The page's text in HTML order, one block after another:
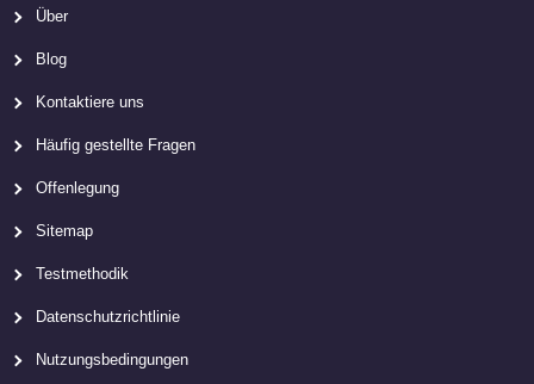
Über
Blog
Kontaktiere uns
Häufig gestellte Fragen
Offenlegung
Sitemap
Testmethodik
Datenschutzrichtlinie
Nutzungsbedingungen